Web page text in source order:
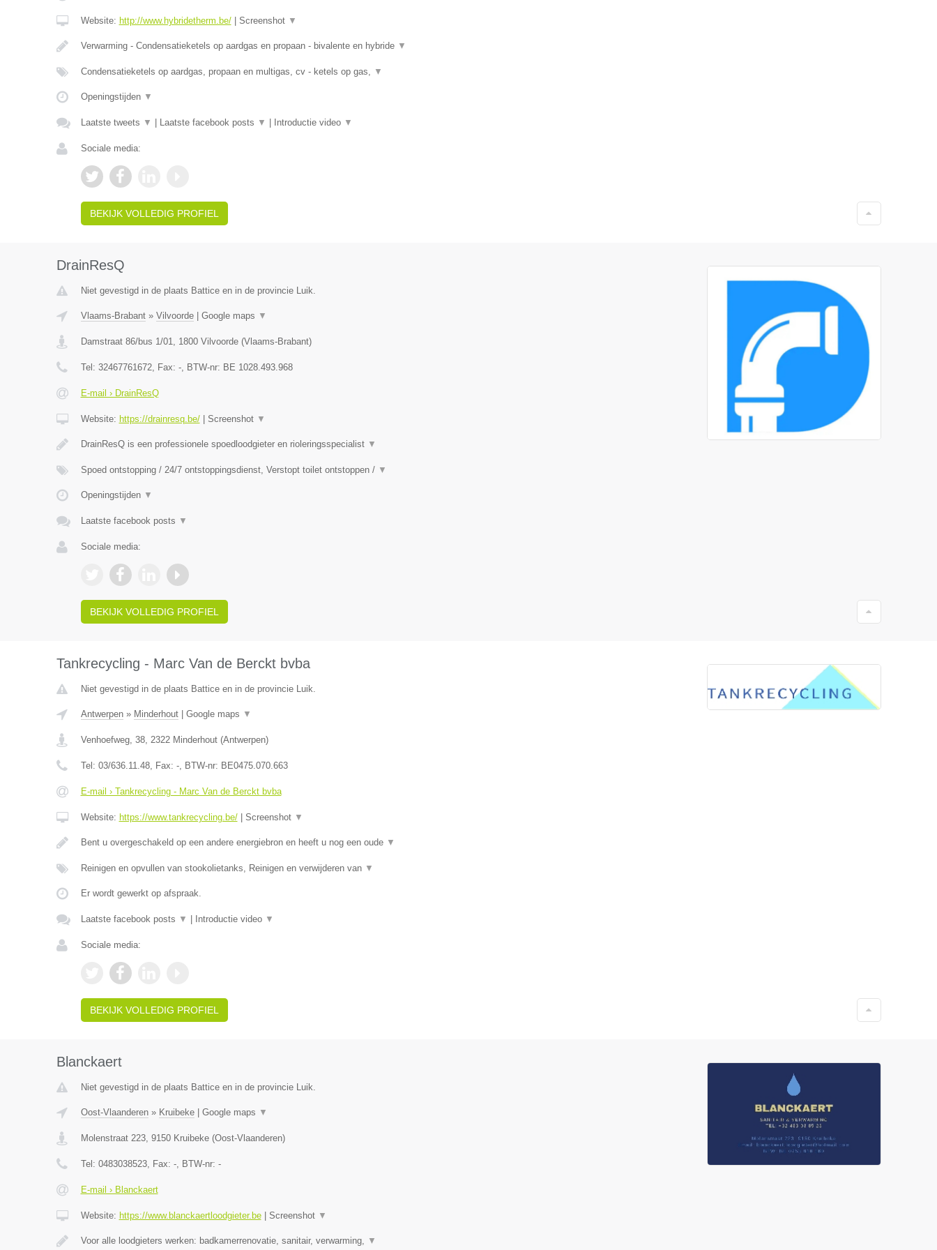
Website: http://www.hybridetherm.be/| Screenshot ▼
Verwarming - Condensatieketels op aardgas en propaan - bivalente en hybride ▼
Condensatieketels op aardgas, propaan en multigas, cv - ketels op gas, ▼
Openingstijden ▼
Laatste tweets ▼ Laatste facebook posts ▼ Introductie video ▼
Sociale media:
BEKIJK VOLLEDIG PROFIEL
DrainResQ
Niet gevestigd in de plaats Battice en in de provincie Luik.
Vlaams-Brabant» Vilvoorde| Google maps ▼
Damstraat 86/bus 1/01, 1800 Vilvoorde(Vlaams-Brabant)
Tel: 32467761672, Fax: -, BTW-nr: BE 1028.493.968
E-mail › DrainResQ
Website: https://drainresq.be/| Screenshot ▼
DrainResQ is een professionele spoedloodgieter en rioleringsspecialist ▼
Spoed ontstopping / 24/7 ontstoppingsdienst, Verstopt toilet ontstoppen / ▼
Openingstijden ▼
Laatste facebook posts ▼
Sociale media:
BEKIJK VOLLEDIG PROFIEL
Tankrecycling - Marc Van de Berckt bvba
Niet gevestigd in de plaats Battice en in de provincie Luik.
Antwerpen» Minderhout| Google maps ▼
Venhoefweg, 38, 2322 Minderhout(Antwerpen)
Tel: 03/636.11.48, Fax: -, BTW-nr: BE0475.070.663
E-mail › Tankrecycling - Marc Van de Berckt bvba
Website: https://www.tankrecycling.be/| Screenshot ▼
Bent u overgeschakeld op een andere energiebron en heeft u nog een oude ▼
Reinigen en opvullen van stookolietanks, Reinigen en verwijderen van ▼
Er wordt gewerkt op afspraak.
Laatste facebook posts ▼ Introductie video ▼
Sociale media:
BEKIJK VOLLEDIG PROFIEL
Blanckaert
Niet gevestigd in de plaats Battice en in de provincie Luik.
Oost-Vlaanderen» Kruibeke| Google maps ▼
Molenstraat 223, 9150 Kruibeke(Oost-Vlaanderen)
Tel: 0483038523, Fax: -, BTW-nr: -
E-mail › Blanckaert
Website: https://www.blanckaertloodgieter.be| Screenshot ▼
Voor alle loodgieters werken: badkamerrenovatie, sanitair, verwarming, ▼